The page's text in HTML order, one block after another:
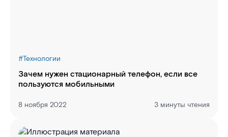
#Технологии
Зачем нужен стационарный телефон, если все
пользуются мобильными
8 ноября 2022 3 минуты чтения